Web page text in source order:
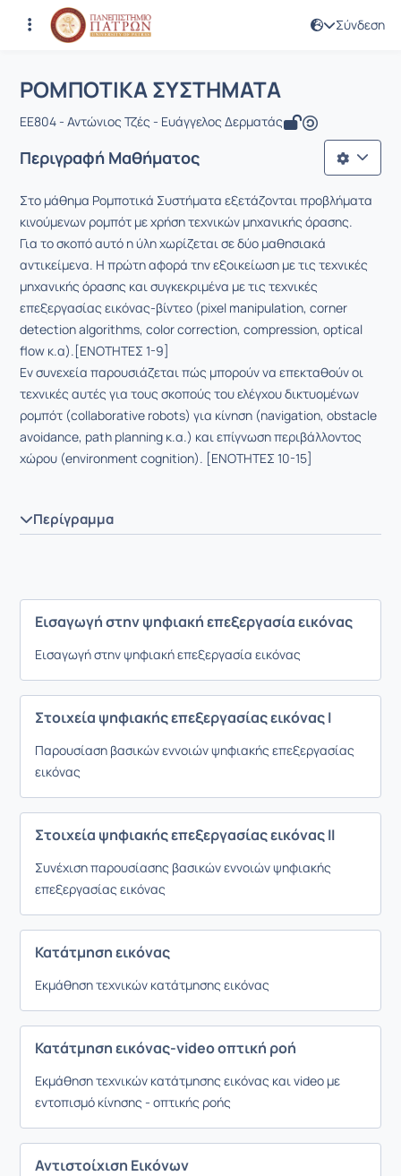
Σύνδεση
Αρχική Σελίδα
Μάθημα : ΡΟΜΠΟΤΙΚΑ ΣΥΣΤΗΜΑΤΑ
Κωδικός : EE804
ΡΟΜΠΟΤΙΚΑ ΣΥΣΤΗΜΑΤΑ
EE804 - Αντώνιος Τζές - Ευάγγελος Δερματάς
Περιγραφή Μαθήματος
Στο μάθημα Ρομποτικά Συστήματα εξετάζονται προβλήματα
κινούμενων ρομπότ με χρήση τεχνικών μηχανικής όρασης.
Για το σκοπό αυτό η ύλη χωρίζεται σε δύο μαθησιακά
αντικείμενα. Η πρώτη αφορά την εξοικείωση με τις τεχνικές
μηχανικής όρασης και συγκεκριμένα με τις τεχνικές
επεξεργασίας εικόνας-βίντεο (pixel manipulation, corner
detection algorithms, color correction, compression, optical
flow κ.α).[ΕΝΟΤΗΤΕΣ 1-9]
Εν συνεχεία παρουσιάζεται πώς μπορούν να επεκταθούν οι
τεχνικές αυτές για τους σκοπούς του ελέγχου δικτυομένων
ρομπότ (collaborative robots) για κίνηση (navigation, obstacle
avoidance, path planning κ.α.) και επίγνωση περιβάλλοντος
χώρου (environment cognition). [ΕΝΟΤΗΤΕΣ 10-15]
Περίγραμμα
Εισαγωγή στην ψηφιακή επεξεργασία εικόνας
Εισαγωγή στην ψηφιακή επεξεργασία εικόνας
Στοιχεία ψηφιακής επεξεργασίας εικόνας Ι
Παρουσίαση βασικών εννοιών ψηφιακής επεξεργασίας
εικόνας
Στοιχεία ψηφιακής επεξεργασίας εικόνας ΙΙ
Συνέχιση παρουσίασης βασικών εννοιών ψηφιακής
επεξεργασίας εικόνας
Κατάτμηση εικόνας
Εκμάθηση τεχνικών κατάτμησης εικόνας
Κατάτμηση εικόνας-video οπτική ροή
Εκμάθηση τεχνικών κατάτμησης εικόνας και video με
εντοπισμό κίνησης - οπτικής ροής
Αντιστοίχιση Εικόνων